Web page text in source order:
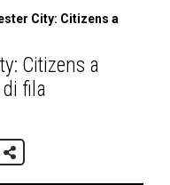
City: Citizens a
Citizens a
fila